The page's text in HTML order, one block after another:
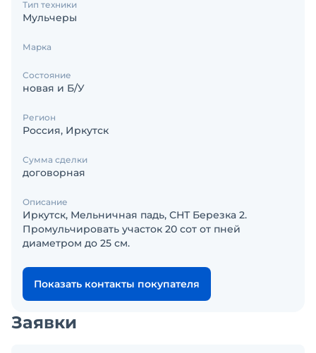
Тип техники
Мульчеры
Марка
Состояние
новая и Б/У
Регион
Россия, Иркутск
Сумма сделки
договорная
Описание
Иркутск, Мельничная падь, СНТ Березка 2.
Промульчировать участок 20 сот от пней
диаметром до 25 см.
Показать контакты покупателя
Заявки